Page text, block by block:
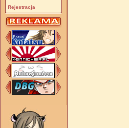
Rejestracja